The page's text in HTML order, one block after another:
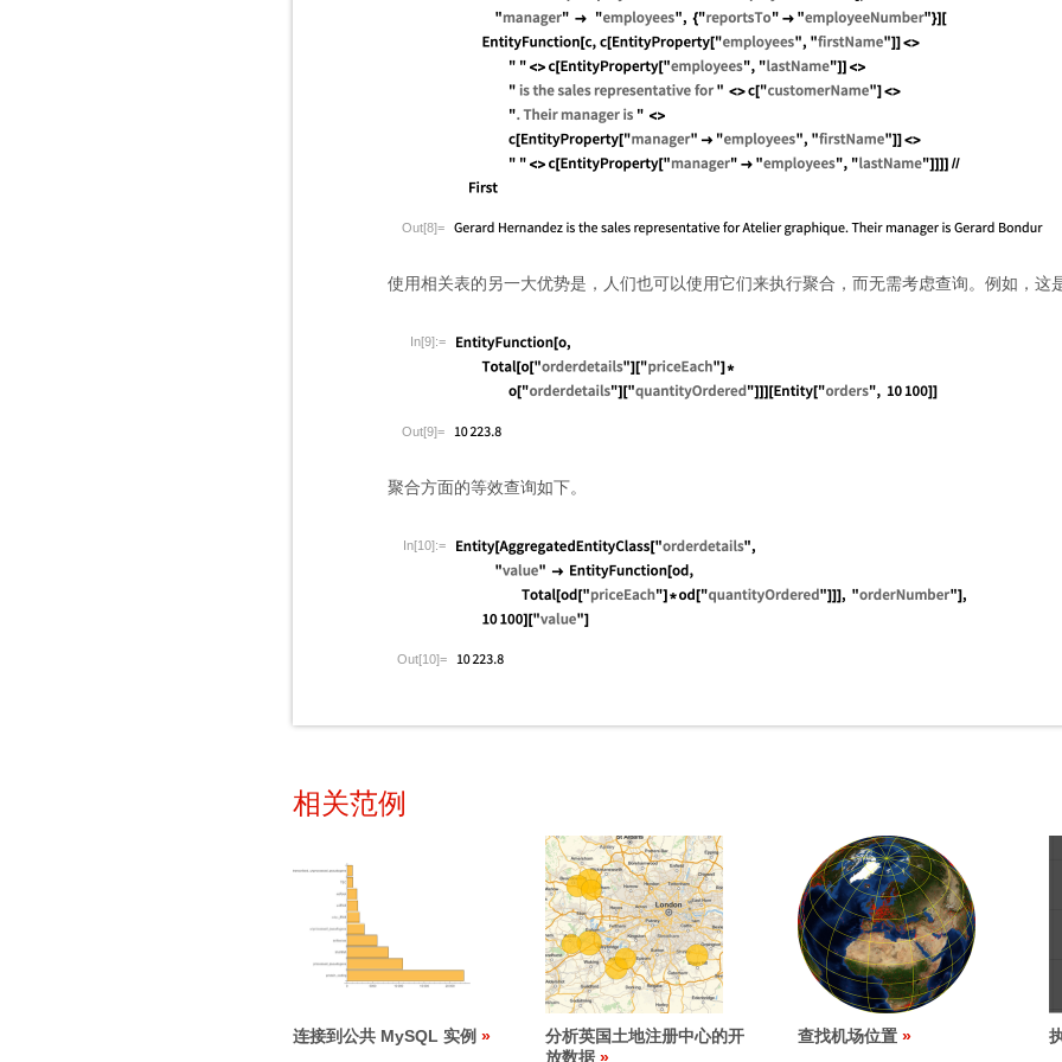
Out[8]=
使用相关表的另一大优势是，人们也可以使用它们来执行聚合，而无需考虑查询。例如，这
In[9]:=
Out[9]=
聚合方面的等效查询如下。
In[10]:=
Out[10]=
相关范例
连接到公共 MySQL 实例
分析英国土地注册中心的开
放数据
查找机场位置